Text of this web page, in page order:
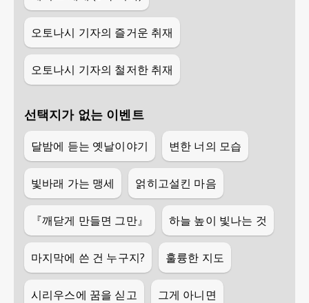
오토나시 기자의 즐거운 취재
오토나시 기자의 철저한 취재
선택지가 없는 이벤트
달밤에 듣는 옛날이야기 변한 너의 모습
빛바래 가는 맹세 얽히고설킨 마음
『깨닫게 만들면 그만』 하늘 높이 빛나는 것
마지막에 쓴 건 누구지? 훌륭한 지도
시리우스에 꿈을 싣고 그게 아니면